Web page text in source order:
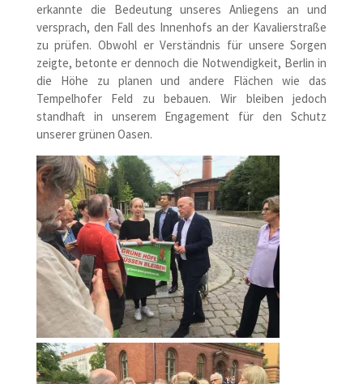
erkannte die Bedeutung unseres Anliegens an und
versprach, den Fall des Innenhofs an der Kavalierstraße
zu prüfen. Obwohl er Verständnis für unsere Sorgen
zeigte, betonte er dennoch die Notwendigkeit, Berlin in
die Höhe zu planen und andere Flächen wie das
Tempelhofer Feld zu bebauen. Wir bleiben jedoch
standhaft in unserem Engagement für den Schutz
unserer grünen Oasen.